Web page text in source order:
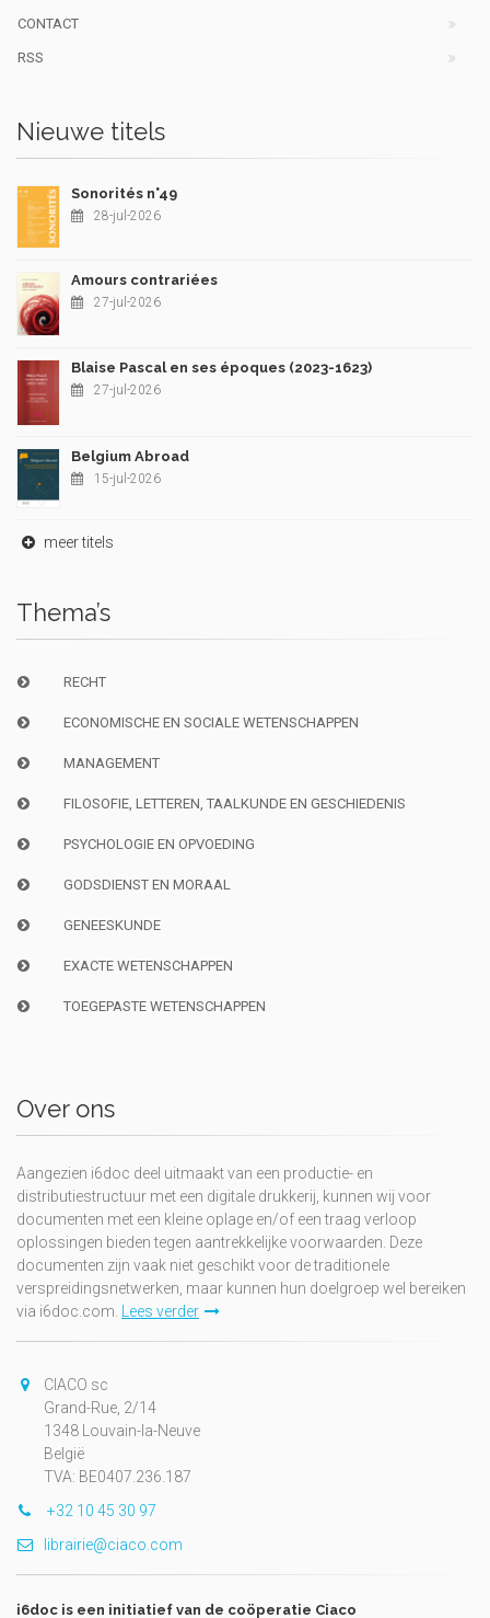
CONTACT
RSS
Nieuwe titels
Sonorités n°49
28-jul-2026
Amours contrariées
27-jul-2026
Blaise Pascal en ses époques (2023-1623)
27-jul-2026
Belgium Abroad
15-jul-2026
meer titels
Thema’s
RECHT
ECONOMISCHE EN SOCIALE WETENSCHAPPEN
MANAGEMENT
FILOSOFIE, LETTEREN, TAALKUNDE EN GESCHIEDENIS
PSYCHOLOGIE EN OPVOEDING
GODSDIENST EN MORAAL
GENEESKUNDE
EXACTE WETENSCHAPPEN
TOEGEPASTE WETENSCHAPPEN
Over ons
Aangezien i6doc deel uitmaakt van een productie- en
distributiestructuur met een digitale drukkerij, kunnen wij voor
documenten met een kleine oplage en/of een traag verloop
oplossingen bieden tegen aantrekkelijke voorwaarden. Deze
documenten zijn vaak niet geschikt voor de traditionele
verspreidingsnetwerken, maar kunnen hun doelgroep wel bereiken
via i6doc.com. Lees verder
CIACO sc
Grand-Rue, 2/14
1348 Louvain-la-Neuve
België
TVA: BE0407.236.187
+32 10 45 30 97
librairie@ciaco.com
i6doc is een initiatief van de coöperatie Ciaco